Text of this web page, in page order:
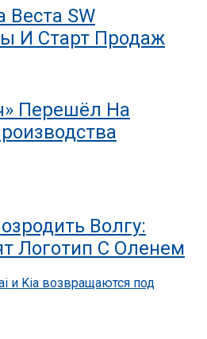
Веста SW
И Старт Продаж
Перешёл На
Волгу:
Логотип С Оленем